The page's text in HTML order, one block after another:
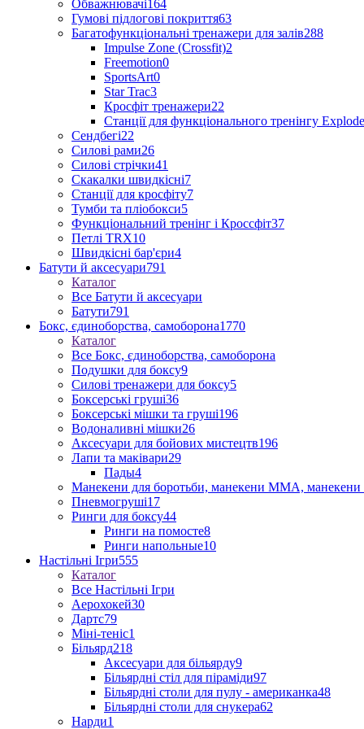
Обважнювачі164
Гумові підлогові покриття63
Багатофункціональні тренажери для залів288
Impulse Zone (Crossfit)2
Freemotion0
SportsArt0
Star Trac3
Кросфіт тренажери22
Станції для функціонального тренінгу Explode
Сендбегі22
Силові рами26
Силові стрічки41
Скакалки швидкісні7
Станції для кросфіту7
Тумби та пліобокси5
Функціональний тренінг і Кроссфіт37
Петлі TRX10
Швидкісні бар'єри4
Батути й аксесуари791
Каталог
Все Батути й аксесуари
Батути791
Бокс, єдиноборства, самоборона1770
Каталог
Все Бокс, єдиноборства, самоборона
Подушки для боксу9
Силові тренажери для боксу5
Боксерські груші36
Боксерські мішки та груші196
Водоналивні мішки26
Аксесуари для бойових мистецтв196
Лапи та маківари29
Пады4
Манекени для боротьби, манекени ММА, манекени
Пневмогруші17
Ринги для боксу44
Ринги на помосте8
Ринги напольные10
Настільні Ігри555
Каталог
Все Настільні Ігри
Аерохокей30
Дартс79
Міні-теніс1
Більярд218
Аксесуари для більярду9
Більярдні стіл для піраміди97
Більярдні столи для пулу - американка48
Більярдні столи для снукера62
Нарди1